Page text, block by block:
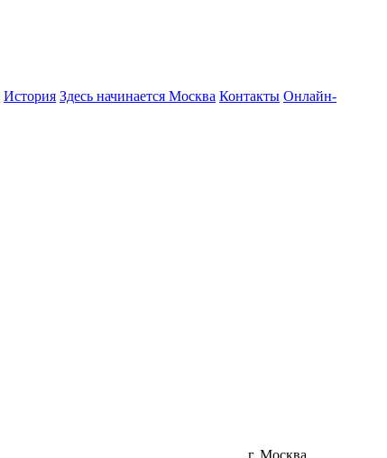
История Здесь начинается Москва Контакты Онлайн-
г. Москва,